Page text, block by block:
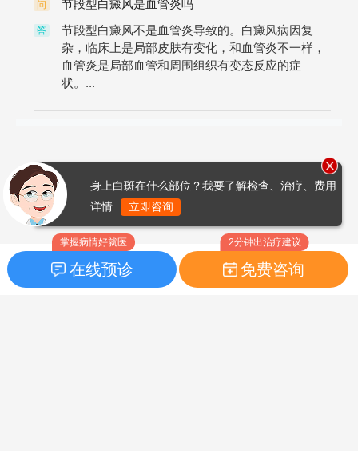
问 节段型白癜风是血管炎吗
答
节段型白癜风不是血管炎导致的。白癜风病因复
杂，临床上是局部皮肤有变化，和血管炎不一样，
血管炎是局部血管和周围组织有变态反应的症
状。...
掌握病情好就医
在线预诊
2分钟出治疗建议
免费咨询
身上白斑在什么部位？我要了解检查、治疗、费用
详情
立即咨询